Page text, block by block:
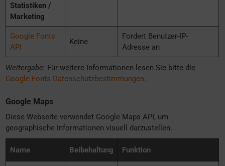
Statistiken /
Marketing
Google Fonts
API
Keine
Fordert Benutzer-IP-
Adresse an
Weitergabe: Für weitere Informationen lesen Sie bitte die
Google Fonts Datenschutzbestimmungen.
Google Maps
Diese Webseite verwendet Google Maps API, um
geographische Informationen visuell darzustellen.
Name Beibehaltung Funktion